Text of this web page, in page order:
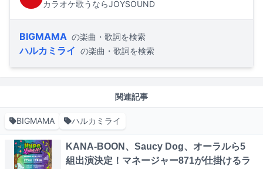
カラオケ歌うならJOYSOUND
BIGMAMA の楽曲・歌詞を検索
ハルカミライ の楽曲・歌詞を検索
関連記事
BIGMAMA ハルカミライ
KANA-BOON、Saucy Dog、オーラルら5
組出演決定！マネージャー871が仕掛けるラ